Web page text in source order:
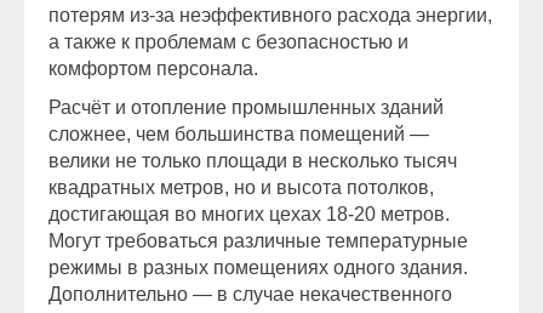
потерям из-за неэффективного расхода энергии,
а также к проблемам с безопасностью и
комфортом персонала.
Расчёт и отопление промышленных зданий
сложнее, чем большинства помещений —
велики не только площади в несколько тысяч
квадратных метров, но и высота потолков,
достигающая во многих цехах 18-20 метров.
Могут требоваться различные температурные
режимы в разных помещениях одного здания.
Дополнительно — в случае некачественного